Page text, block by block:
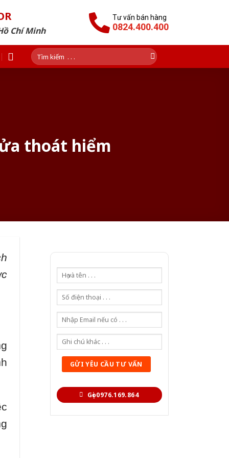
Chí Minh
Tư vấn bán hàng
0824.400.400
Tìm
kiếm:
thoát hiểm
Gọi 0976.169.864